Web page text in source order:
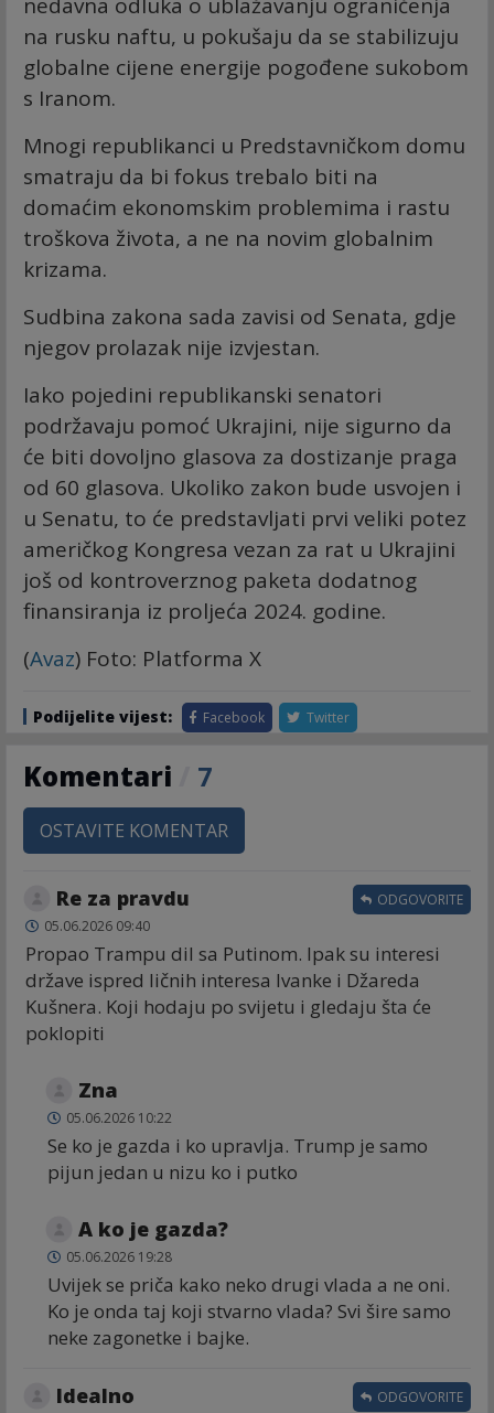
nedavna odluka o ublažavanju ograničenja
na rusku naftu, u pokušaju da se stabilizuju
globalne cijene energije pogođene sukobom
s Iranom.
Mnogi republikanci u Predstavničkom domu
smatraju da bi fokus trebalo biti na
domaćim ekonomskim problemima i rastu
troškova života, a ne na novim globalnim
krizama.
Sudbina zakona sada zavisi od Senata, gdje
njegov prolazak nije izvjestan.
Iako pojedini republikanski senatori
podržavaju pomoć Ukrajini, nije sigurno da
će biti dovoljno glasova za dostizanje praga
od 60 glasova. Ukoliko zakon bude usvojen i
u Senatu, to će predstavljati prvi veliki potez
američkog Kongresa vezan za rat u Ukrajini
još od kontroverznog paketa dodatnog
finansiranja iz proljeća 2024. godine.
(Avaz) Foto: Platforma X
Podijelite vijest: Facebook Twitter
Komentari 7
OSTAVITE KOMENTAR
Re za pravdu
05.06.2026 09:40
Propao Trampu dil sa Putinom. Ipak su interesi
države ispred ličnih interesa Ivanke i Džareda
Kušnera. Koji hodaju po svijetu i gledaju šta će
poklopiti
ODGOVORITE
Zna
05.06.2026 10:22
Se ko je gazda i ko upravlja. Trump je samo
pijun jedan u nizu ko i putko
A ko je gazda?
05.06.2026 19:28
Uvijek se priča kako neko drugi vlada a ne oni.
Ko je onda taj koji stvarno vlada? Svi šire samo
neke zagonetke i bajke.
Idealno ODGOVORITE